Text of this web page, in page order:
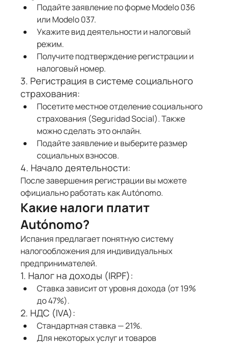
Подайте заявление по форме Modelo 036
или Modelo 037.
Укажите вид деятельности и налоговый
режим.
Получите подтверждение регистрации и
налоговый номер.
3. Регистрация в системе социального
страхования:
Посетите местное отделение социального
страхования (Seguridad Social). Также
можно сделать это онлайн.
Подайте заявление и выберите размер
социальных взносов.
4. Начало деятельности:
После завершения регистрации вы можете
официально работать как Autónomo.
Какие налоги платит
Autónomo?
Испания предлагает понятную систему
налогообложения для индивидуальных
предпринимателей.
1. Налог на доходы (IRPF):
Ставка зависит от уровня дохода (от 19%
до 47%).
2. НДС (IVA):
Стандартная ставка — 21%.
Для некоторых услуг и товаров